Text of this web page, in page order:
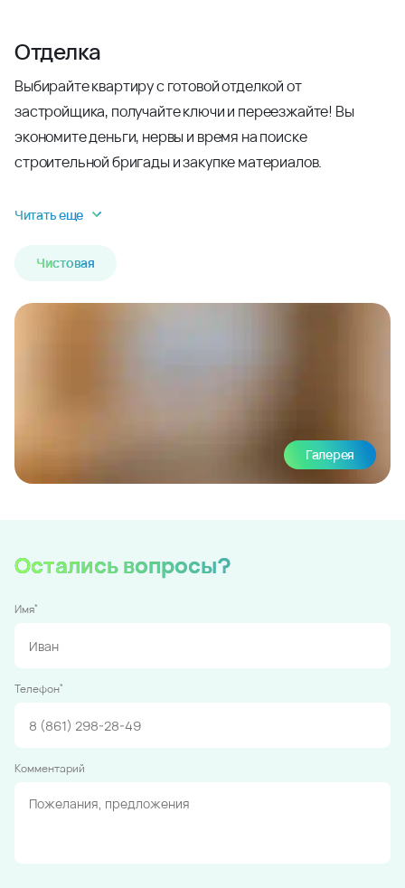
Отделка
Выбирайте квартиру с готовой отделкой от
застройщика, получайте ключи и переезжайте! Вы
экономите деньги, нервы и время на поиске
строительной бригады и закупке материалов.
Читать еще
Чистовая
Галерея
Остались вопросы?
Имя*
Телефон*
Комментарий